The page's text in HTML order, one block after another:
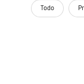
Todo